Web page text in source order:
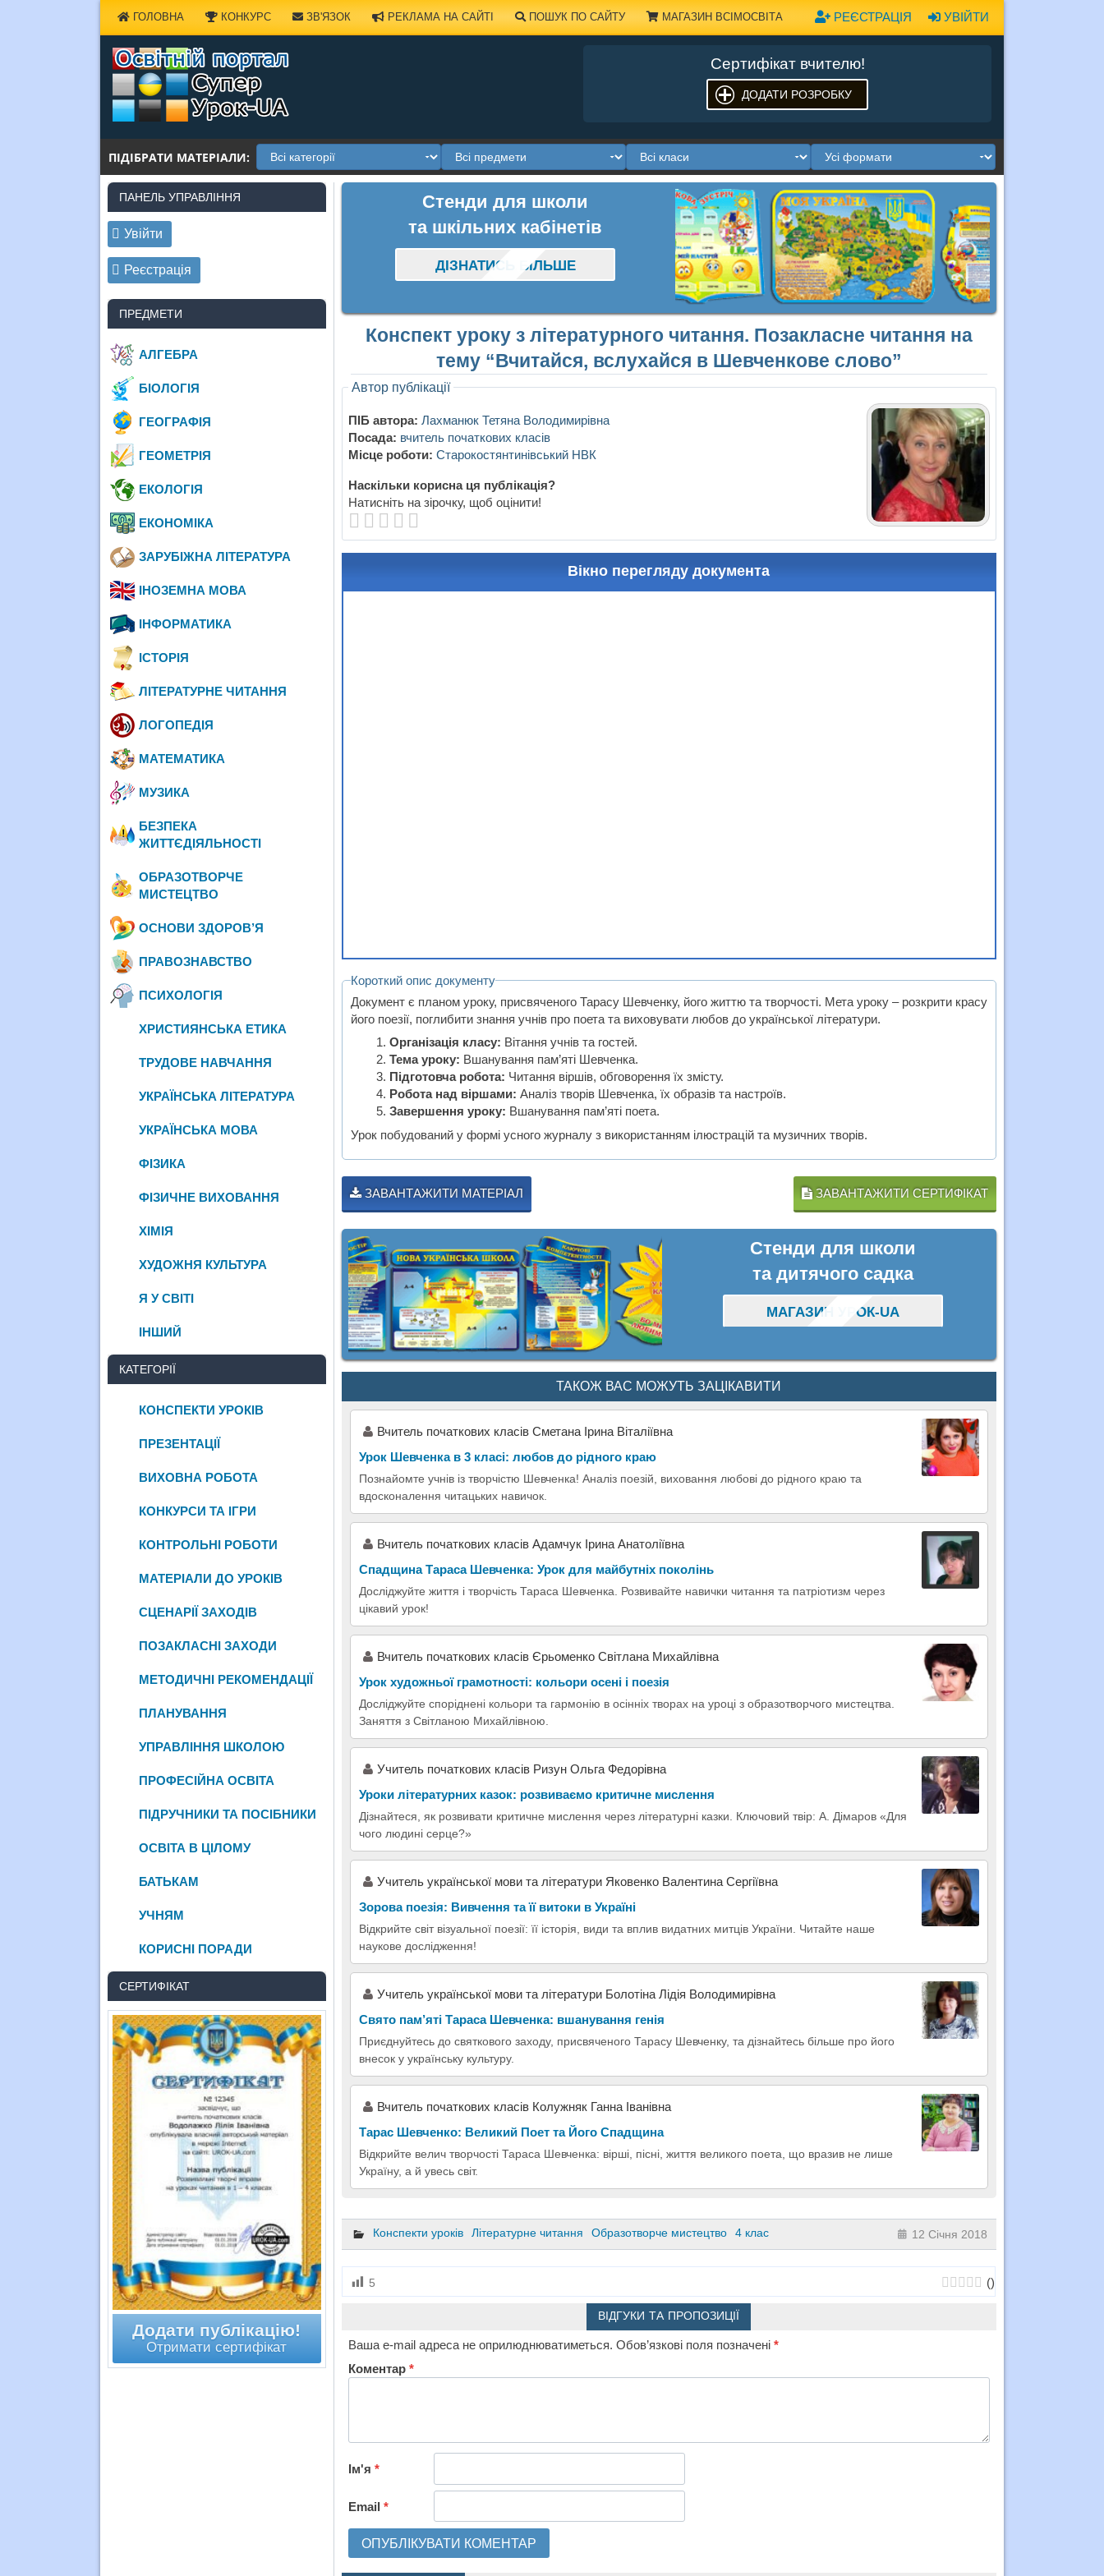
УВІЙТИ
РЕЄСТРАЦІЯ
ГОЛОВНА КОНКУРС ЗВ'ЯЗОК РЕКЛАМА НА САЙТІ ПОШУК ПО САЙТУ МАГАЗИН ВСІМОСВІТА
Сертифікат вчителю!
ДОДАТИ РОЗРОБКУ
ПІДІБРАТИ МАТЕРІАЛИ:
Стенди для школи
та шкільних кабінетів
ДІЗНАТИСЬ БІЛЬШЕ
Конспект уроку з літературного читання. Позакласне читання на
тему “Вчитайся, вслухайся в Шевченкове слово”
Автор публікації
ПІБ автора: Лахманюк Тетяна Володимирівна
Посада: вчитель початкових класів
Місце роботи: Старокостянтинівський НВК
Наскільки корисна ця публікація?
Натисніть на зірочку, щоб оцінити!
Вікно перегляду документа
Короткий опис документу
Документ є планом уроку, присвяченого Тарасу Шевченку, його життю та творчості. Мета уроку – розкрити красу
його поезії, поглибити знання учнів про поета та виховувати любов до української літератури.
Організація класу: Вітання учнів та гостей.
Тема уроку: Вшанування пам’яті Шевченка.
Підготовча робота: Читання віршів, обговорення їх змісту.
Робота над віршами: Аналіз творів Шевченка, їх образів та настроїв.
Завершення уроку: Вшанування пам’яті поета.
Урок побудований у формі усного журналу з використанням ілюстрацій та музичних творів.
ЗАВАНТАЖИТИ МАТЕРІАЛ ЗАВАНТАЖИТИ СЕРТИФІКАТ
Стенди для школи
та дитячого садка
МАГАЗИН УРОК-UA
ТАКОЖ ВАС МОЖУТЬ ЗАЦІКАВИТИ
Вчитель початкових класів Сметана Ірина Віталіївна
Урок Шевченка в 3 класі: любов до рідного краю
Познайомте учнів із творчістю Шевченка! Аналіз поезій, виховання любові до рідного краю та
вдосконалення читацьких навичок.
Вчитель початкових класів Адамчук Ірина Анатоліївна
Спадщина Тараса Шевченка: Урок для майбутніх поколінь
Досліджуйте життя і творчість Тараса Шевченка. Розвивайте навички читання та патріотизм через
цікавий урок!
Вчитель початкових класів Єрьоменко Світлана Михайлівна
Урок художньої грамотності: кольори осені і поезія
Досліджуйте споріднені кольори та гармонію в осінніх творах на уроці з образотворчого мистецтва.
Заняття з Світланою Михайлівною.
Учитель початкових класів Ризун Ольга Федорівна
Уроки літературних казок: розвиваємо критичне мислення
Дізнайтеся, як розвивати критичне мислення через літературні казки. Ключовий твір: А. Дімаров «Для
чого людині серце?»
Учитель української мови та літератури Яковенко Валентина Сергіївна
Зорова поезія: Вивчення та її витоки в Україні
Відкрийте світ візуальної поезії: її історія, види та вплив видатних митців України. Читайте наше
наукове дослідження!
Учитель української мови та літератури Болотіна Лідія Володимирівна
Свято пам’яті Тараса Шевченка: вшанування генія
Приєднуйтесь до святкового заходу, присвяченого Тарасу Шевченку, та дізнайтесь більше про його
внесок у українську культуру.
Вчитель початкових класів Колужняк Ганна Іванівна
Тарас Шевченко: Великий Поет та Його Спадщина
Відкрийте велич творчості Тараса Шевченка: вірші, пісні, життя великого поета, що вразив не лише
Україну, а й увесь світ.
Конспекти уроків Літературне читання Образотворче мистецтво 4 клас 12 Січня 2018
5 ()
ВІДГУКИ ТА ПРОПОЗИЦІЇ
Ваша e-mail адреса не оприлюднюватиметься. Обов’язкові поля позначені *
Коментар *
Ім'я *
Email *
ПАНЕЛЬ УПРАВЛІННЯ
Увійти
Реєстрація
ПРЕДМЕТИ
АЛГЕБРА
БІОЛОГІЯ
ГЕОГРАФІЯ
ГЕОМЕТРІЯ
ЕКОЛОГІЯ
ЕКОНОМІКА
ЗАРУБІЖНА ЛІТЕРАТУРА
ІНОЗЕМНА МОВА
ІНФОРМАТИКА
ІСТОРІЯ
ЛІТЕРАТУРНЕ ЧИТАННЯ
ЛОГОПЕДІЯ
МАТЕМАТИКА
МУЗИКА
БЕЗПЕКА
ЖИТТЄДІЯЛЬНОСТІ
ОБРАЗОТВОРЧЕ
МИСТЕЦТВО
ОСНОВИ ЗДОРОВ’Я
ПРАВОЗНАВСТВО
ПСИХОЛОГІЯ
ХРИСТИЯНСЬКА ЕТИКА
ТРУДОВЕ НАВЧАННЯ
УКРАЇНСЬКА ЛІТЕРАТУРА
УКРАЇНСЬКА МОВА
ФІЗИКА
ФІЗИЧНЕ ВИХОВАННЯ
ХІМІЯ
ХУДОЖНЯ КУЛЬТУРА
Я У СВІТІ
ІНШИЙ
КАТЕГОРІЇ
КОНСПЕКТИ УРОКІВ
ПРЕЗЕНТАЦІЇ
ВИХОВНА РОБОТА
КОНКУРСИ ТА ІГРИ
КОНТРОЛЬНІ РОБОТИ
МАТЕРІАЛИ ДО УРОКІВ
СЦЕНАРІЇ ЗАХОДІВ
ПОЗАКЛАСНІ ЗАХОДИ
МЕТОДИЧНІ РЕКОМЕНДАЦІЇ
ПЛАНУВАННЯ
УПРАВЛІННЯ ШКОЛОЮ
ПРОФЕСІЙНА ОСВІТА
ПІДРУЧНИКИ ТА ПОСІБНИКИ
ОСВІТА В ЦІЛОМУ
БАТЬКАМ
УЧНЯМ
КОРИСНІ ПОРАДИ
СЕРТИФІКАТ
Додати публікацію!
Отримати сертифікат